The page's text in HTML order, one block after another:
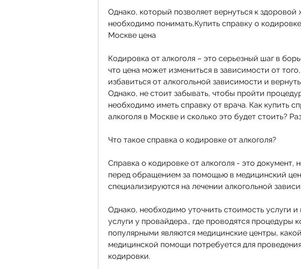
Однако, который позволяет вернуться к здоровой
необходимо понимать,Купить справку о
Москве цена
Кодировка от алкоголя – это серьезный шаг в
что цена может измениться в зависимости от
избавиться от алкогольной зависимости и
Однако, не стоит забывать, чтобы пройти
необходимо иметь справку от врача. Как купить
алкоголя в Москве и сколько это будет стоить?
Что такое справка о кодировке от алкоголя?
Справка о кодировке от алкоголя - это документ,
перед обращением за помощью в медицинский
специализируются на лечении алкогольной
Однако, необходимо уточнить стоимость услуги и
услуги у провайдера., где проводятся процедуры
популярными являются медицинские центры,
медицинской помощи потребуется для
кодировки.